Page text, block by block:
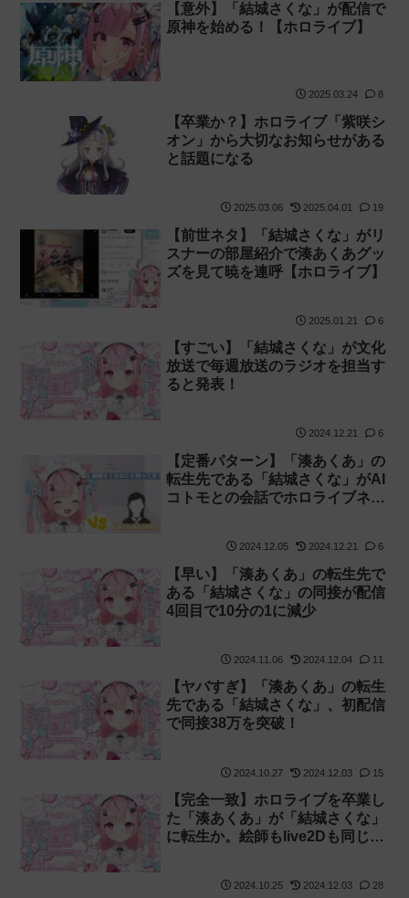
【意外】「結城さくな」が配信で
原神を始める！【ホロライブ】
2025.03.24 8
【卒業か？】ホロライブ「紫咲シ
オン」から大切なお知らせがある
と話題になる
2025.03.06 2025.04.01 19
【前世ネタ】「結城さくな」がリ
スナーの部屋紹介で湊あくあグッ
ズを見て暁を連呼【ホロライブ】
2025.01.21 6
【すごい】「結城さくな」が文化
放送で毎週放送のラジオを担当す
ると発表！
2024.12.21 6
【定番パターン】「湊あくあ」の
転生先である「結城さくな」がAI
コトモとの会話でホロライブネタ
2024.12.05 2024.12.21 6
【早い】「湊あくあ」の転生先で
ある「結城さくな」の同接が配信
4回目で10分の1に減少
2024.11.06 2024.12.04 11
【ヤバすぎ】「湊あくあ」の転生
先である「結城さくな」、初配信
で同接38万を突破！
2024.10.27 2024.12.03 15
【完全一致】ホロライブを卒業し
た「湊あくあ」が「結城さくな」
に転生か。絵師もlive2Dも同じ担
2024.10.25 2024.12.03 28